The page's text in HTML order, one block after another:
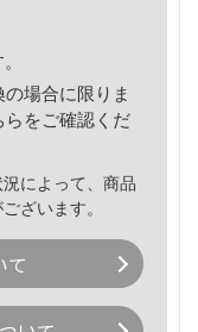
場合に限りま
ら をご確認くだ
によって、商品
ざいます。
て